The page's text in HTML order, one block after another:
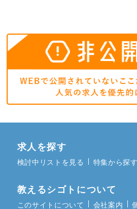
求人を探す
検討中リストを見る 特集から探す
教えるシゴトについて
このサイトについて 会社案内